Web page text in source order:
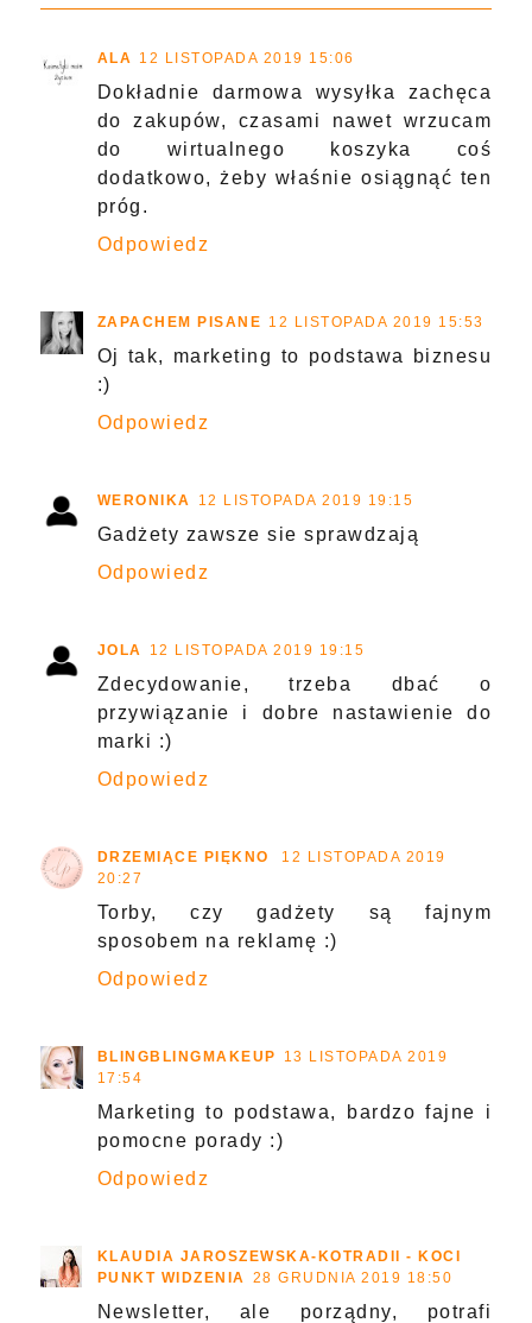
ALA 12 LISTOPADA 2019 15:06
Dokładnie darmowa wysyłka zachęca
do zakupów, czasami nawet wrzucam
do wirtualnego koszyka coś
dodatkowo, żeby właśnie osiągnąć ten
próg.
Odpowiedz
ZAPACHEM PISANE 12 LISTOPADA 2019 15:53
Oj tak, marketing to podstawa biznesu
:)
Odpowiedz
WERONIKA 12 LISTOPADA 2019 19:15
Gadżety zawsze sie sprawdzają
Odpowiedz
JOLA 12 LISTOPADA 2019 19:15
Zdecydowanie, trzeba dbać o
przywiązanie i dobre nastawienie do
marki :)
Odpowiedz
DRZEMIĄCE PIĘKNO
12 LISTOPADA 2019
20:27
Torby, czy gadżety są fajnym
sposobem na reklamę :)
Odpowiedz
BLINGBLINGMAKEUP
13 LISTOPADA 2019
17:54
Marketing to podstawa, bardzo fajne i
pomocne porady :)
Odpowiedz
KLAUDIA JAROSZEWSKA-KOTRADII - KOCI
PUNKT WIDZENIA
28 GRUDNIA 2019 18:50
Newsletter, ale porządny, potrafi